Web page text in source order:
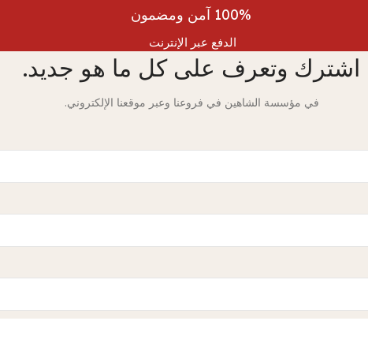
100% آمن ومضمون
الدفع عبر الإنترنت
اشترك وتعرف على كل ما هو جديد.
في مؤسسة الشاهين في فروعنا وعبر موقعنا الإلكتروني.